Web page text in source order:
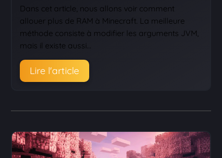
Dans cet article, nous allons voir comment
allouer plus de RAM à Minecraft. La meilleure
méthode consiste à modifier les arguments JVM,
mais il existe aussi…
Lire l'article